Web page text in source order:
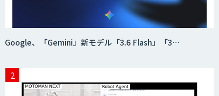
MAISTER™
サプライチェーンの計画業務最適化サー
ビス
Google、「Gemini」新モデル「3.6 Flash」「3…